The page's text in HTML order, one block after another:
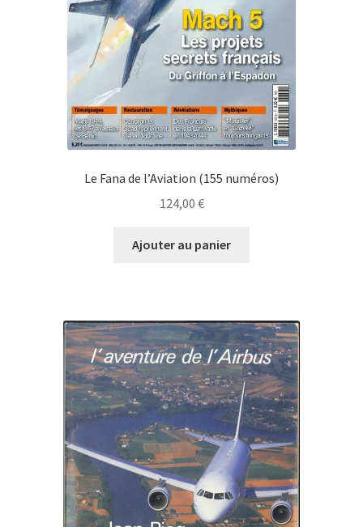
Le Fana de l’Aviation (155 numéros)
124,00 €
Ajouter au panier